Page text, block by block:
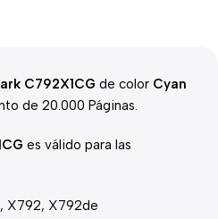
C792X1CG de color Cyan
de 20.000 Páginas.
es válido para las
X792, X792de